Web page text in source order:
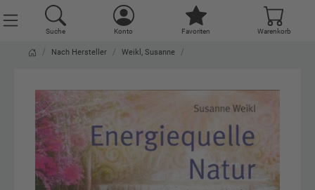
Suche Konto Favoriten Warenkorb
Nach Hersteller Weikl, Susanne